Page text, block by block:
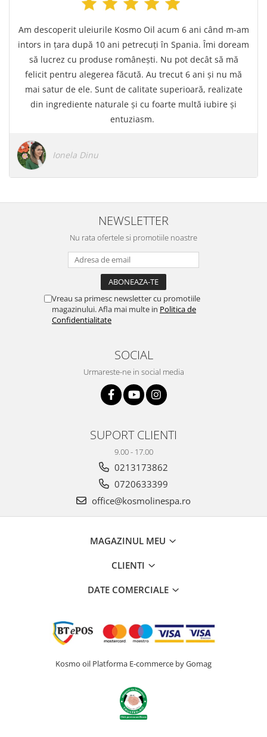
Am descoperit uleiurile Kosmo Oil acum 6 ani când m-am
intors in țara după 10 ani petrecuți în Spania. Îmi doream
să lucrez cu produse românești. Nu pot decât să mă
felicit pentru alegerea făcută. Au trecut 6 ani și nu mă
mai satur de ele. Sunt de calitate superioară, realizate
din ingrediente naturale și cu foarte multă iubire și
entuziasm.
Ionela Dinu
NEWSLETTER
Nu rata ofertele si promotiile noastre
Vreau sa primesc newsletter cu promotiile
magazinului. Afla mai multe in Politica de
Confidentialitate
SOCIAL
Urmareste-ne in social media
SUPORT CLIENTI
9.00 - 17.00
0213173862
0720633399
office@kosmolinespa.ro
MAGAZINUL MEU
CLIENTI
DATE COMERCIALE
Kosmo oil Platforma E-commerce by Gomag